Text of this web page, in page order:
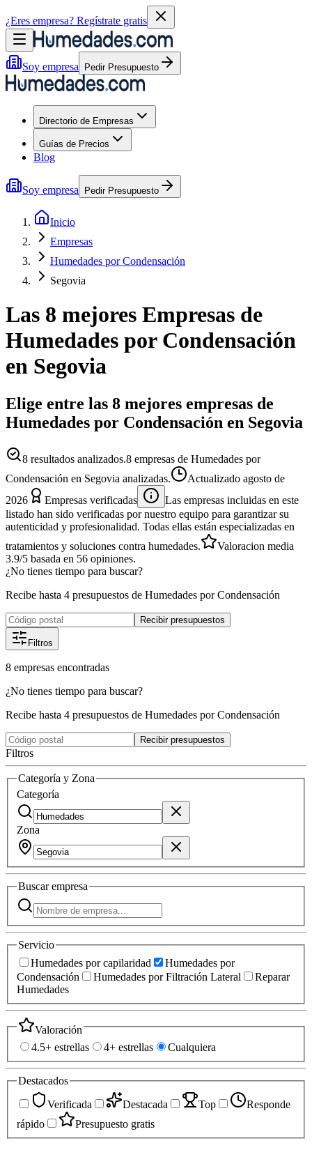
¿Eres empresa? Regístrate gratis
Soy empresa Pedir Presupuesto
Directorio de Empresas
Guías de Precios
Blog
Soy empresa Pedir Presupuesto
Inicio
Empresas
Humedades por Condensación
Segovia
Las 8 mejores Empresas de
Humedades por Condensación
en Segovia
Elige entre las 8 mejores empresas de
Humedades por Condensación en Segovia
8 resultados analizados.8 empresas de Humedades por
Condensación en Segovia analizadas.
Actualizado agosto de
2026
Empresas verificadas
Las empresas incluidas en este
listado han sido verificadas por nuestro equipo para garantizar su
autenticidad y profesionalidad. Todas ellas están especializadas en
tratamientos y soluciones contra humedades.
Valoracion media
3.9/5 basada en 56 opiniones.
¿No tienes tiempo para buscar?
Recibe hasta 4 presupuestos de Humedades por Condensación
Recibir presupuestos
Filtros
8 empresas encontradas
¿No tienes tiempo para buscar?
Recibe hasta 4 presupuestos de Humedades por Condensación
Recibir presupuestos
Filtros
Categoría y Zona
Categoría
Zona
Buscarempresa
Servicio
Humedades por capilaridad
Humedades por
Condensación
Humedades por Filtración Lateral
Reparar
Humedades
Valoración
4.5+ estrellas
4+ estrellas Cualquiera
Destacados
Verificada
Destacada Top
Responde
rápido
Presupuesto gratis